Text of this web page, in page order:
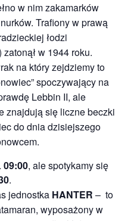
w nim zakamarków
Trafiony w prawą
łodzi
w 1944 roku.
na który zejdziemy to
spoczywający na
Lebbin II, ale
znajdują się liczne beczki
do dnia dzisiejszego
09:00, ale spotykamy się
.
jednostka HANTER – to
wyposażony w